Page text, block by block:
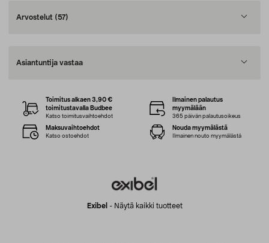
Arvostelut (57)
Asiantuntija vastaa
Exibel - Näytä kaikki tuotteet
Toimitus alkaen 3,90 €
toimitustavalla Budbee
Katso toimitusvaihtoehdot
Ilmainen palautus
myymälään
365 päivän palautusoikeus
Maksuvaihtoehdot
Katso ostoehdot
Nouda myymälästä
Ilmainen nouto myymälästä